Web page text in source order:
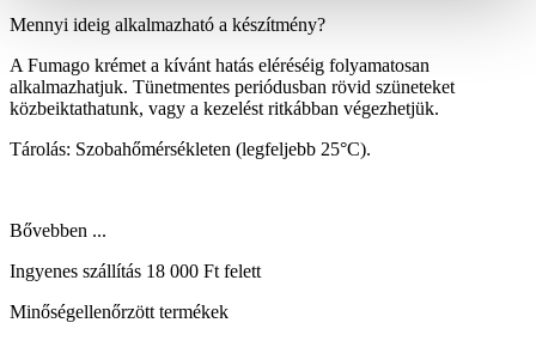
Mennyi ideig alkalmazható a készítmény?
A Fumago krémet a kívánt hatás eléréséig folyamatosan
alkalmazhatjuk. Tünetmentes periódusban rövid szüneteket
közbeiktathatunk, vagy a kezelést ritkábban végezhetjük.
Tárolás: Szobahőmérsékleten (legfeljebb 25°C).
Bővebben ...
Ingyenes szállítás 18 000 Ft felett
Minőségellenőrzött termékek